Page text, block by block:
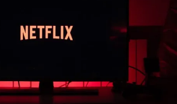
streamletter